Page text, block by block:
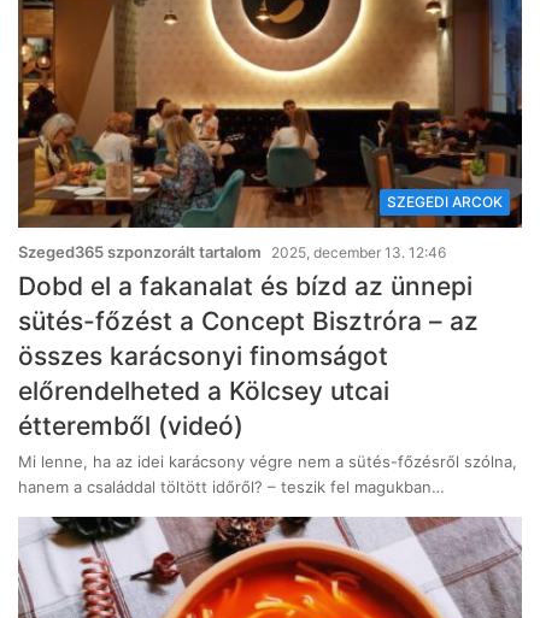
SZEGEDI ARCOK
Szeged365 szponzorált tartalom 2025, december 13. 12:46
Dobd el a fakanalat és bízd az ünnepi
sütés-főzést a Concept Bisztróra – az
összes karácsonyi finomságot
előrendelheted a Kölcsey utcai
étteremből (videó)
Mi lenne, ha az idei karácsony végre nem a sütés-főzésről szólna,
hanem a családdal töltött időről? – teszik fel magukban…